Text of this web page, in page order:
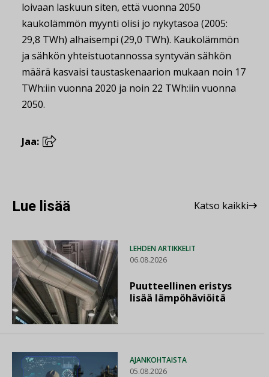
loivaan laskuun siten, että vuonna 2050
kaukolämmön myynti olisi jo nykytasoa (2005:
29,8 TWh) alhaisempi (29,0 TWh). Kaukolämmön
ja sähkön yhteistuotannossa syntyvän sähkön
määrä kasvaisi taustaskenaarion mukaan noin 17
TWh:iin vuonna 2020 ja noin 22 TWh:iin vuonna
2050.
Jaa:
Lue lisää Katso kaikki
LEHDEN ARTIKKELIT
06.08.2026
Puutteellinen eristys
lisää lämpöhäviöitä
AJANKOHTAISTA
05.08.2026